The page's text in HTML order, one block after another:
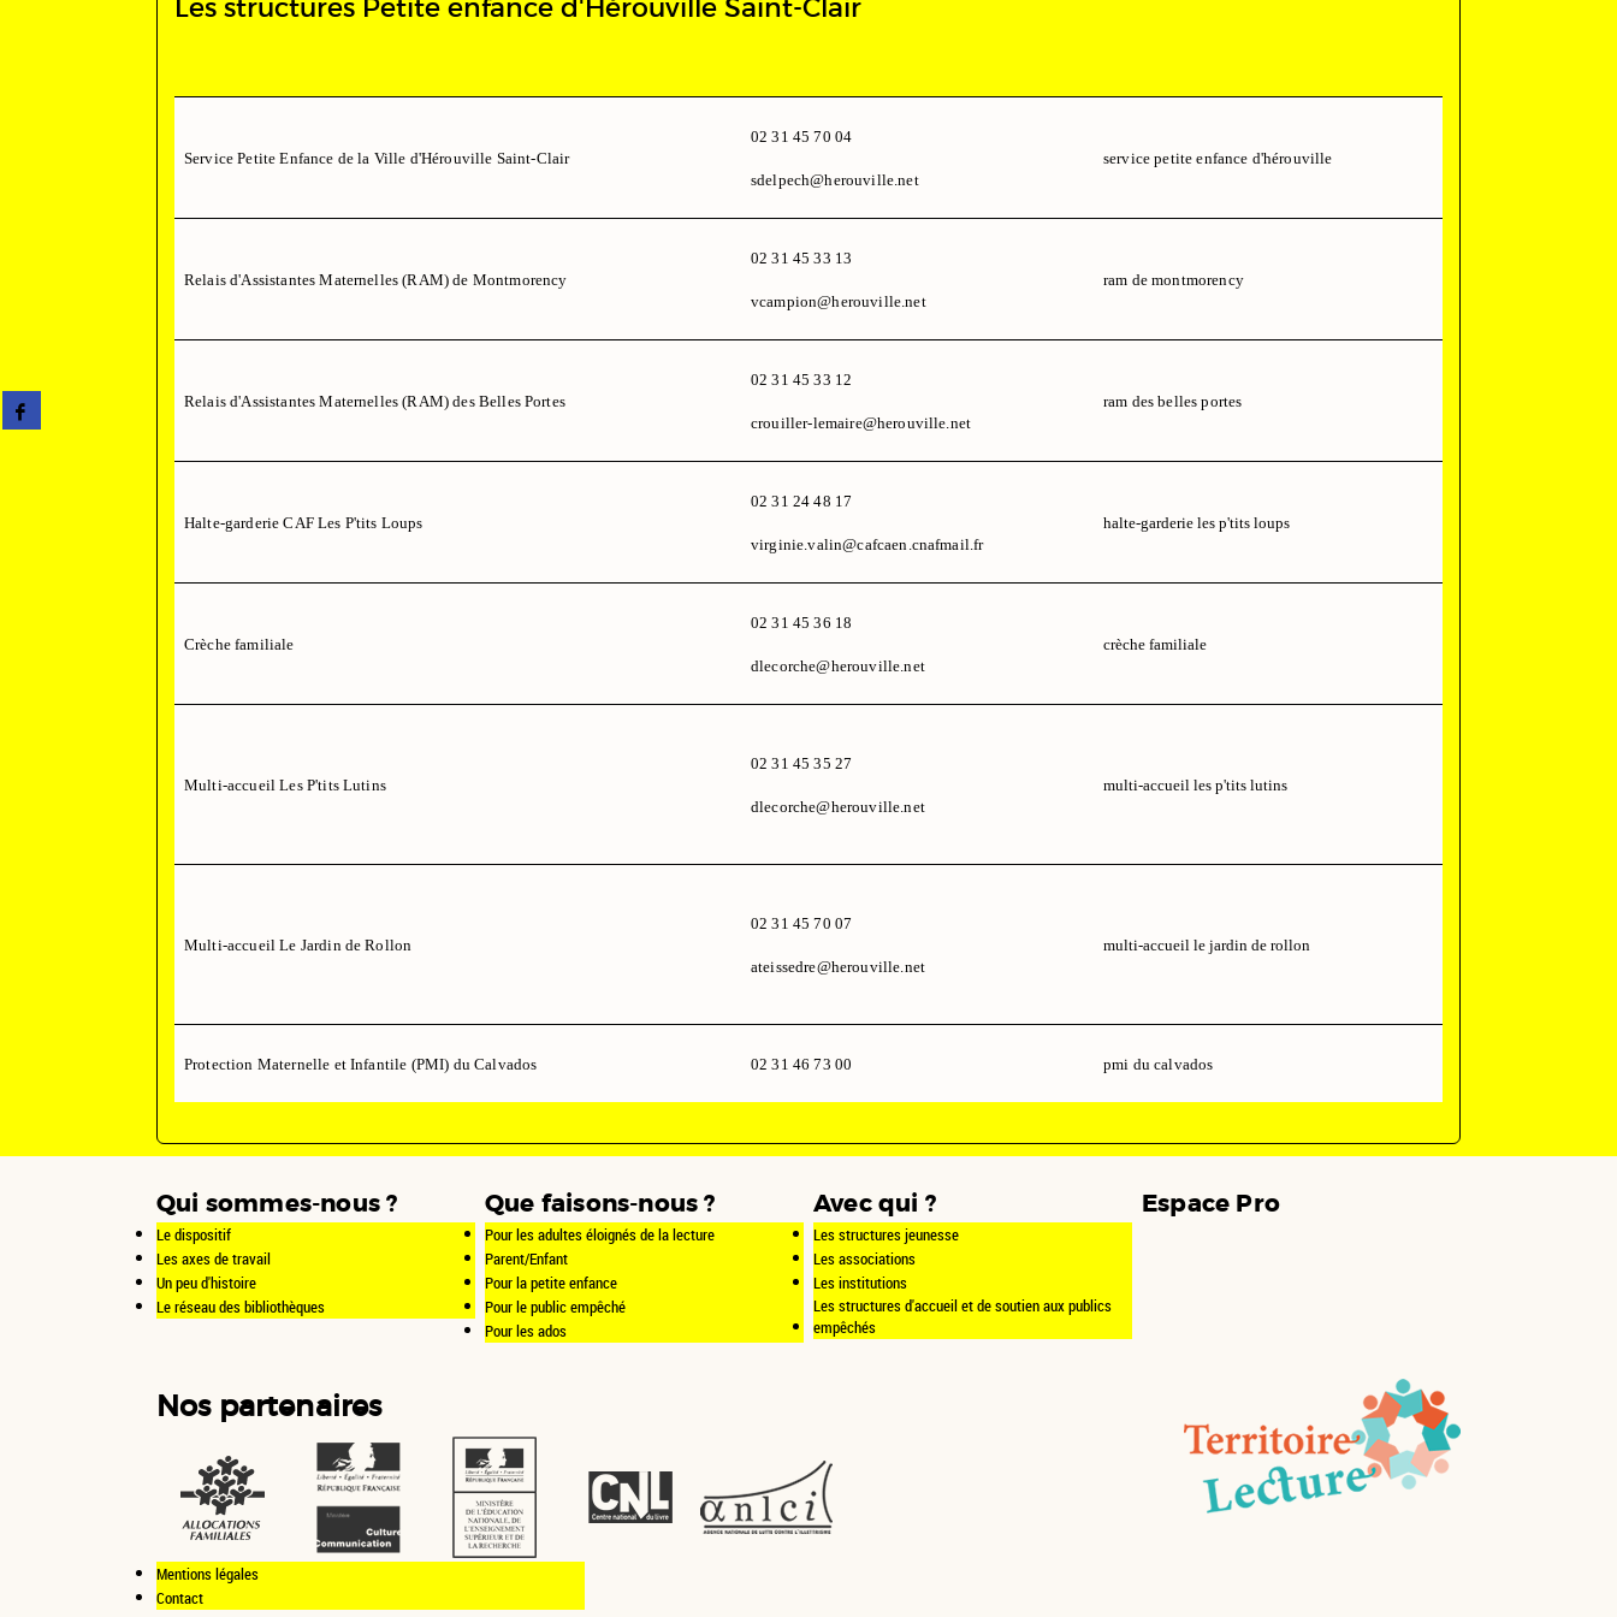
Partager
sur
Les structures Petite enfance d'Hérouville Saint-Clair
Service Petite Enfance de la Ville d'Hérouville Saint-Clair
02 31 45 70 04
sdelpech@herouville.net
service petite enfance d'hérouville
Relais d'Assistantes Maternelles (RAM) de Montmorency
02 31 45 33 13
vcampion@herouville.net
ram de montmorency
Relais d'Assistantes Maternelles (RAM) des Belles Portes
02 31 45 33 12
crouiller-lemaire@herouville.net
ram des belles portes
Halte-garderie CAF Les P'tits Loups
02 31 24 48 17
virginie.valin@cafcaen.cnafmail.fr
halte-garderie les p'tits loups
Crèche familiale
02 31 45 36 18
dlecorche@herouville.net
crèche familiale
Multi-accueil Les P'tits Lutins
02 31 45 35 27
dlecorche@herouville.net
multi-accueil les p'tits lutins
Multi-accueil Le Jardin de Rollon
02 31 45 70 07
ateissedre@herouville.net
multi-accueil le jardin de rollon
Protection Maternelle et Infantile (PMI) du Calvados 02 31 46 73 00 pmi du calvados
Qui sommes-nous ?
Le dispositif
Les axes de travail
Un peu d'histoire
Le réseau des bibliothèques
Que faisons-nous ?
Pour les adultes éloignés de la lecture
Parent/Enfant
Pour la petite enfance
Pour le public empêché
Pour les ados
Avec qui ?
Les structures jeunesse
Les associations
Les institutions
Les structures d'accueil et de soutien aux publics
empêchés
Espace Pro
Nos partenaires
Mentions légales
Contact